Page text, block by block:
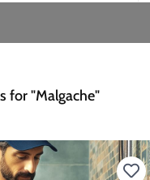
for "Malgache"